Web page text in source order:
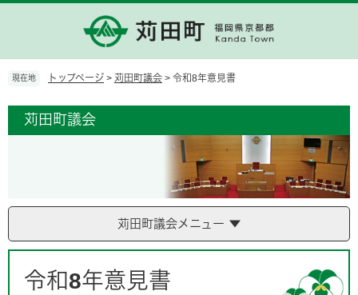
の
で
ー
ば
現在地 トップページ > 苅田町議会 > 令和8年意見書
苅田町議会
苅田町議会メニュー
令和8年意見書